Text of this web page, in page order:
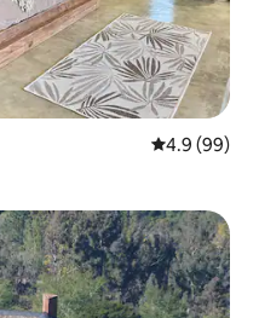
レビュー99
4.9 (99)